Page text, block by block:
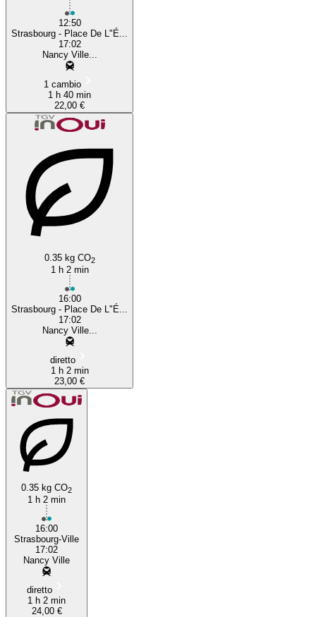
12:50
Strasbourg - Place De L"É...
17:02
Nancy Ville...
1 cambio
1 h 40 min
22,00 €
0.35 kg CO2
1 h 2 min
16:00
Strasbourg - Place De L"É...
17:02
Nancy Ville...
diretto
1 h 2 min
23,00 €
0.35 kg CO2
1 h 2 min
16:00
Strasbourg-Ville
17:02
Nancy Ville
diretto
1 h 2 min
24,00 €